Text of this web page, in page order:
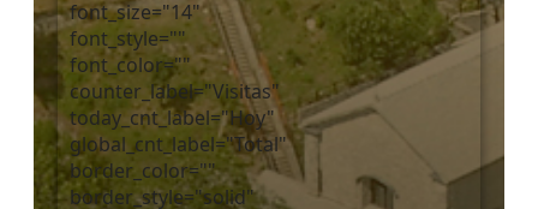
font_size="14"
font_style=""
font_color=""
counter_label="Visitas"
today_cnt_label="Hoy"
global_cnt_label="Total"
border_color=""
border_style="solid"